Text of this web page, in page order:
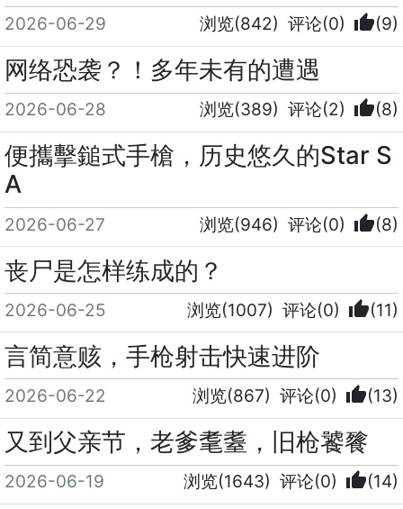
2026-06-29 浏览(842) 评论(0) thumb_up(9)
网络恐袭？！多年未有的遭遇
2026-06-28 浏览(389) 评论(2) thumb_up(8)
便攜擊鎚式手槍，历史悠久的Star S
A
2026-06-27 浏览(946) 评论(0) thumb_up(8)
丧尸是怎样练成的？
2026-06-25 浏览(1007) 评论(0) thumb_up(11)
言简意赅，手枪射击快速进阶
2026-06-22 浏览(867) 评论(0) thumb_up(13)
又到父亲节，老爹耄耋，旧枪饕餮
2026-06-19 浏览(1643) 评论(0) thumb_up(14)